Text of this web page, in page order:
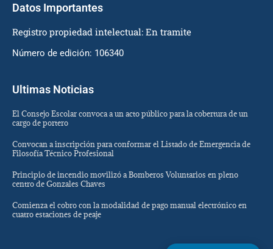
Datos Importantes
Registro propiedad intelectual: En tramite
Número de edición: 106340
Ultimas Noticias
El Consejo Escolar convoca a un acto público para la cobertura de un
cargo de portero
Convocan a inscripción para conformar el Listado de Emergencia de
Filosofía Técnico Profesional
Principio de incendio movilizó a Bomberos Voluntarios en pleno
centro de Gonzales Chaves
Comienza el cobro con la modalidad de pago manual electrónico en
cuatro estaciones de peaje